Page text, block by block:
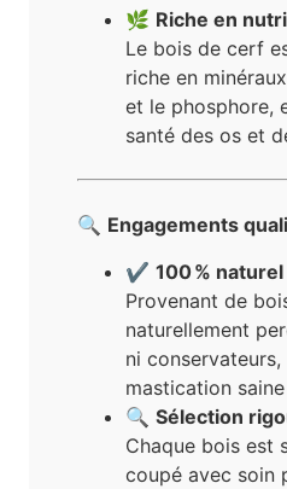
🌿 Riche en
Le bois de cerf
riche en
et le phosphore,
santé des os et
🔍 Engagements
✔️ 100 % naturel
Provenant de
naturellement
ni
mastication
🔍 Sélection
Chaque bois est
coupé avec soin